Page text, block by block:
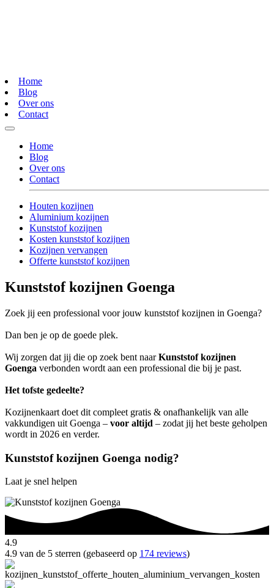
Home
Blog
Over ons
Contact
Home
Blog
Over ons
Contact
Houten kozijnen
Aluminium kozijnen
Kunststof kozijnen
Kosten kunststof kozijnen
Kozijnen vervangen
Offerte kunststof kozijnen
Kunststof kozijnen Goenga
Zoek jij een professional voor jouw kunststof kozijnen in Goenga?
Dan ben je op de goede plek.
Wij zorgen dat jij die op zoek bent naarKunststof kozijnen
Goenga verbonden wordt aan een professional die bij je past.
Het tofste gedeelte?
Kozijnenkaart doet dit compleet gratis & onafhankelijk van alle
vakkundigen uit Goenga – voor altijd – zodat jij het beste geholpen
wordt in 2026 en verder.
Kunststof kozijnen Goenga nodig?
Laat je snel helpen
4.9
4.9 van de 5 sterren (gebaseerd op 174 reviews)